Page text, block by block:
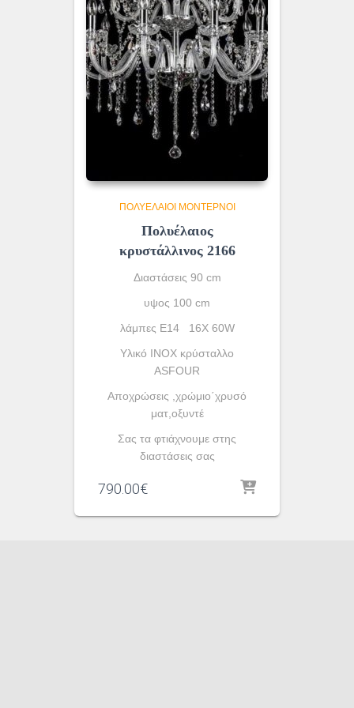
ΠΟΛΥΈΛΑΙΟΙ ΜΟΝΤΈΡΝΟΙ
Πολυέλαιος
κρυστάλλινος 2166
Διαστάσεις 90 cm
υψος 100 cm
λάμπες Ε14 16X 60W
Υλικό INOX κρύσταλλο
ASFOUR
Αποχρώσεις ,χρώμιο΄χρυσό
ματ,οξυντέ
Σας τα φτιάχνουμε στης
διαστάσεις σας
790.00€